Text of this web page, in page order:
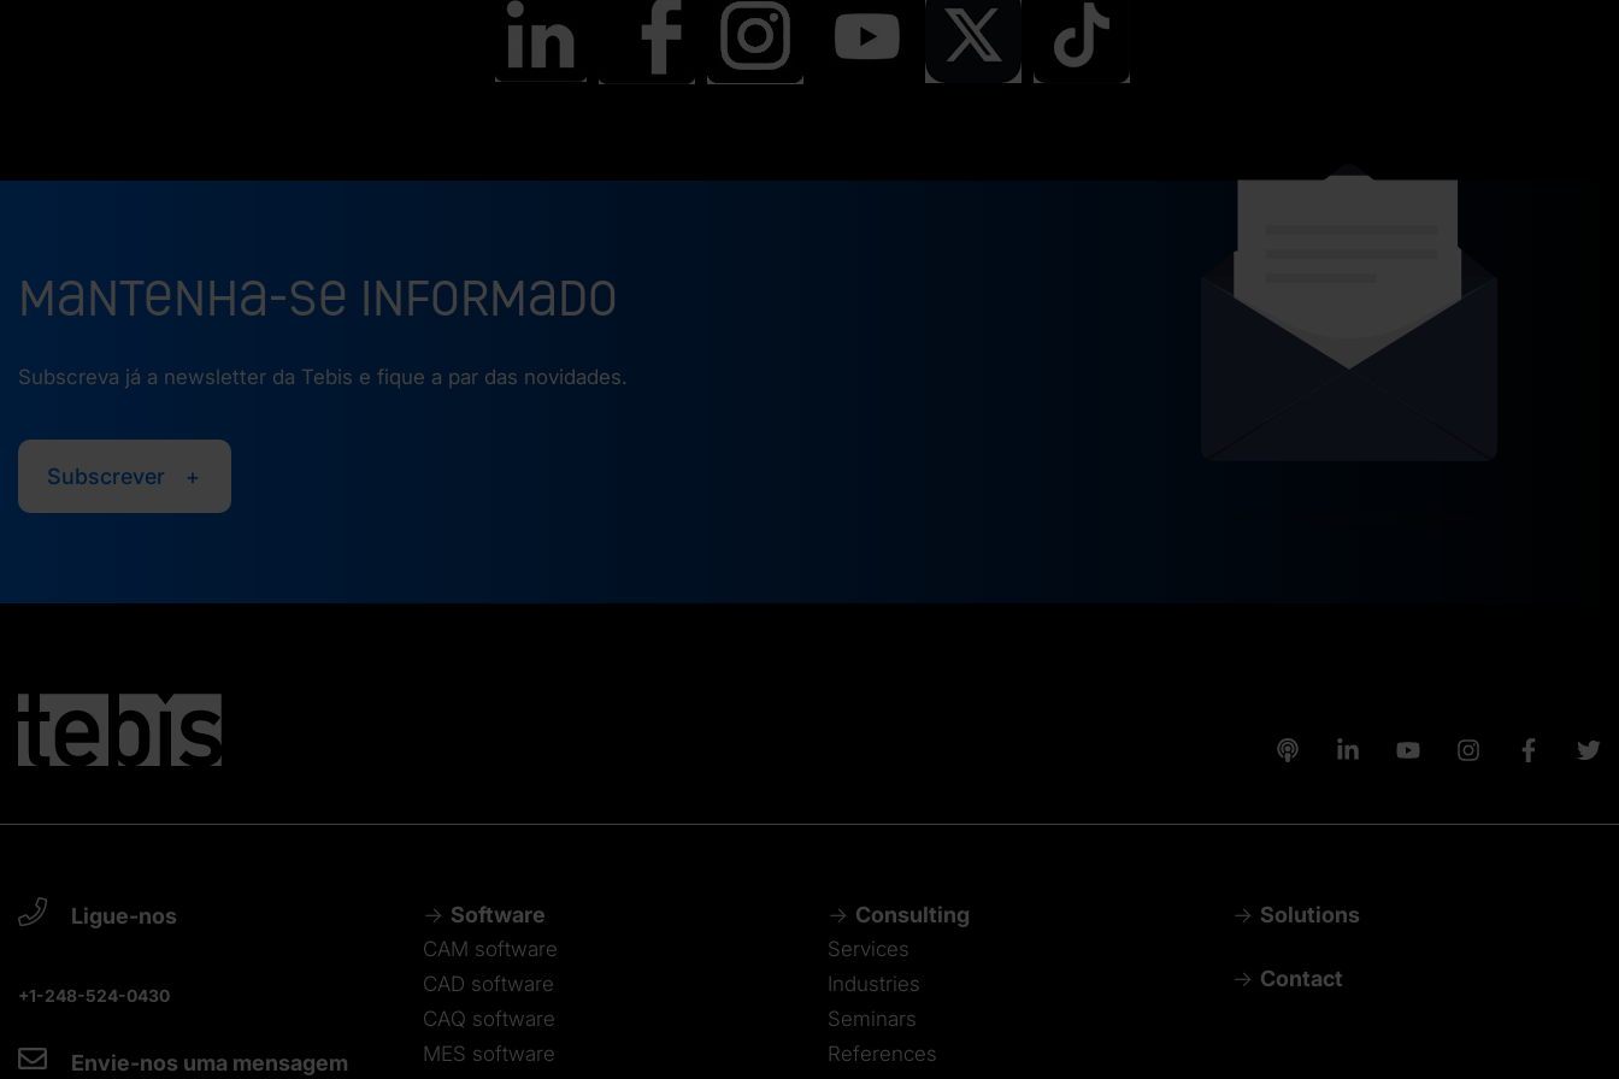
Mantenha-se informado
Subscreva já a newsletter da Tebis e fique a par das novidades.
Subscrever
Ligue-nos
+1-248-524-0430
Envie-nos uma mensagem
Software
CAM software
CAD software
CAQ software
MES software
Consulting
Services
Industries
Seminars
References
Solutions
Contact